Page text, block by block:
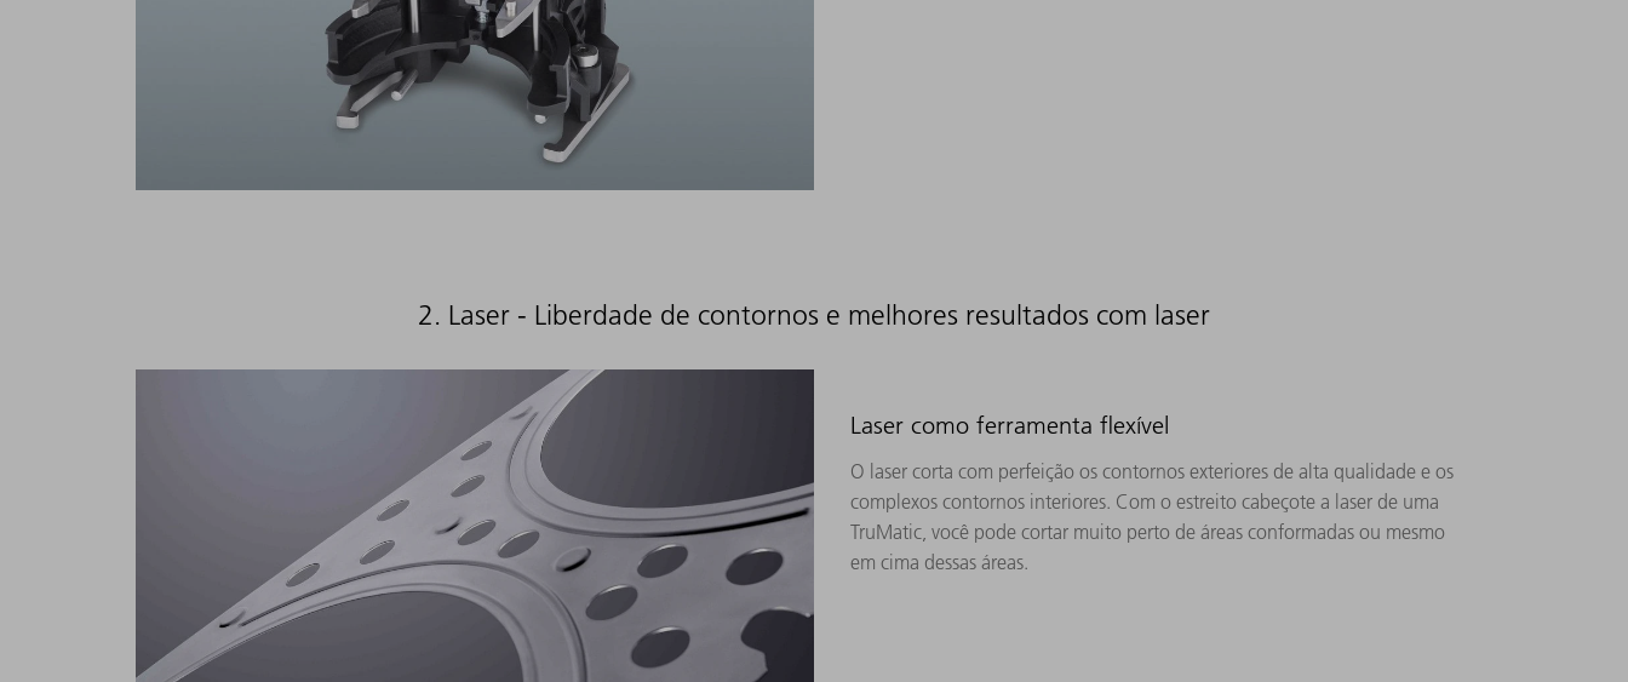
2. Laser - Liberdade de contornos e melhores resultados com laser
Laser como ferramenta flexível
O laser corta com perfeição os contornos exteriores de alta qualidade e os
complexos contornos interiores. Com o estreito cabeçote a laser de uma
TruMatic, você pode cortar muito perto de áreas conformadas ou mesmo
em cima dessas áreas.